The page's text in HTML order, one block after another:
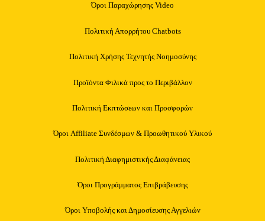
Όροι Παραχώρησης Video
Πολιτική Απορρήτου Chatbots
Πολιτική Χρήσης Τεχνητής Νοημοσύνης
Προϊόντα Φιλικά προς το Περιβάλλον
Πολιτική Εκπτώσεων και Προσφορών
Όροι Affiliate Συνδέσμων & Προωθητικού Υλικού
Πολιτική Διαφημιστικής Διαφάνειας
Όροι Προγράμματος Επιβράβευσης
Όροι Υποβολής και Δημοσίευσης Αγγελιών